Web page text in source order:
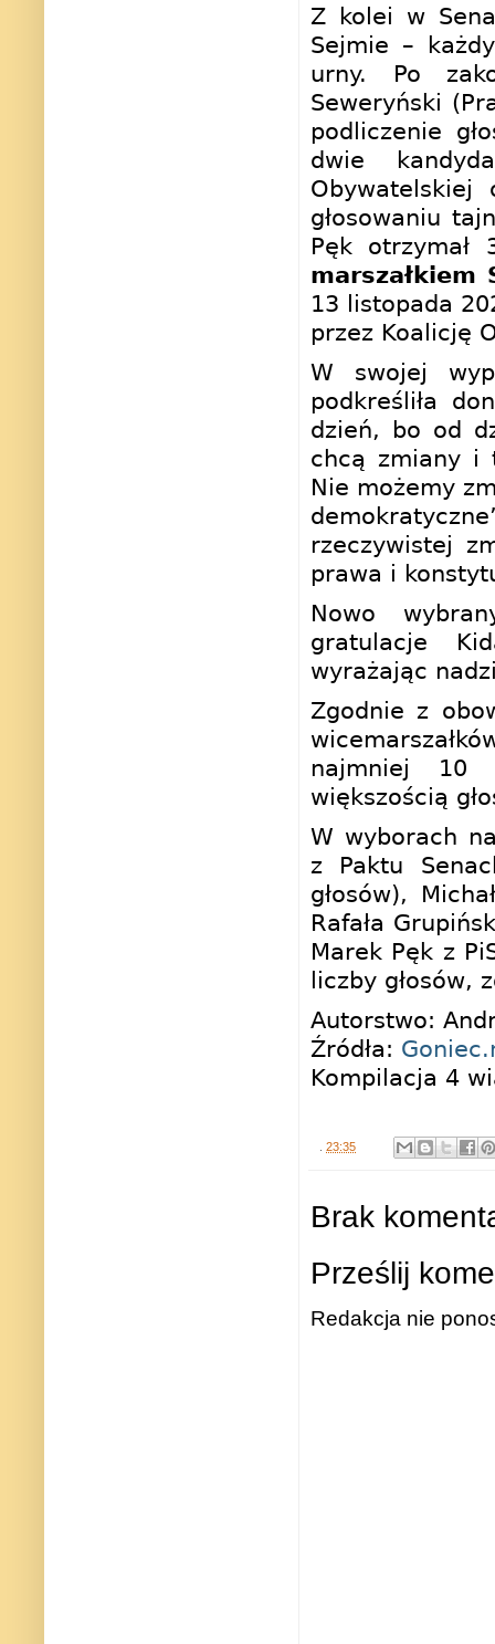
Z kolei w
Sejmie –
urny. Po
Seweryński
podliczenie
dwie
głosowaniu
Pęk otrzymał
marszałkiem
13 listopada
przez Koalicję
W swojej
podkreśliła
dzień, bo od
chcą zmiany i
Nie możemy
rzeczywistej
prawa i
Nowo
gratulacje
wyrażając
Zgodnie z
najmniej 10
większością
W wyborach
z Paktu
głosów),
Rafała
Marek Pęk z
liczby głosów,
Autorstwo:
Źródła:
Kompilacja 4
23:35
Brak
Prześlij
Redakcja nie